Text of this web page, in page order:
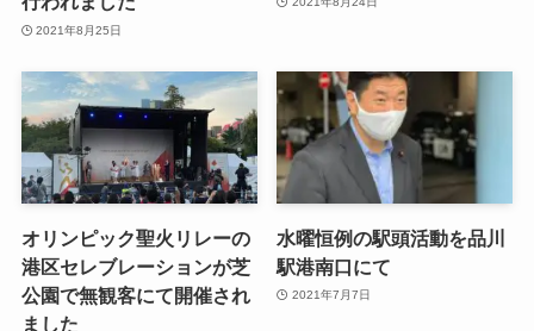
2021年8月25日
オリンピック聖火リレーの
港区セレブレーションが芝
公園で無観客にて開催され
ました
水曜恒例の駅頭活動を品川
駅港南口にて
2021年7月7日